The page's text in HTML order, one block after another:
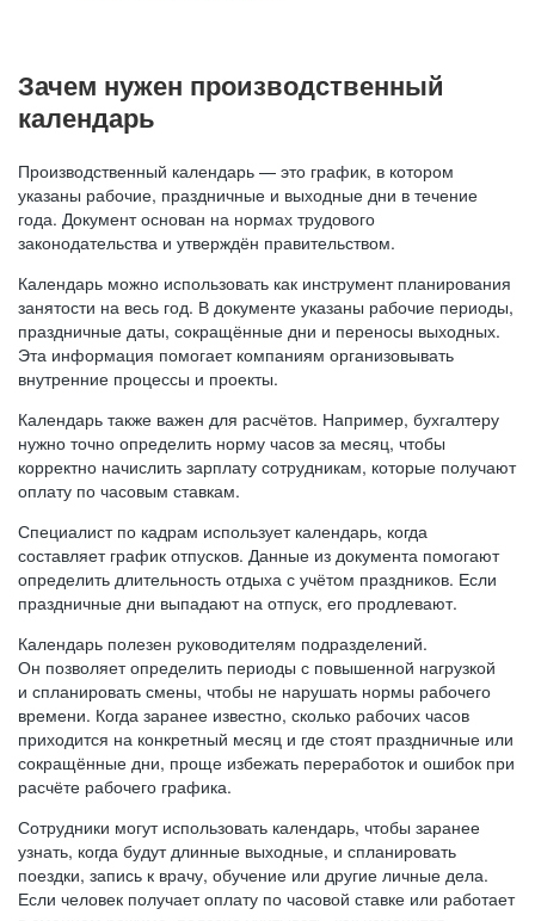
Зачем нужен производственный
календарь
Производственный календарь — это график, в котором
указаны рабочие, праздничные и выходные дни в течение
года. Документ основан на нормах трудового
законодательства и утверждён правительством.
Календарь можно использовать как инструмент планирования
занятости на весь год. В документе указаны рабочие периоды,
праздничные даты, сокращённые дни и переносы выходных.
Эта информация помогает компаниям организовывать
внутренние процессы и проекты.
Календарь также важен для расчётов. Например, бухгалтеру
нужно точно определить норму часов за месяц, чтобы
корректно начислить зарплату сотрудникам, которые получают
оплату по часовым ставкам.
Специалист по кадрам использует календарь, когда
составляет график отпусков. Данные из документа помогают
определить длительность отдыха с учётом праздников. Если
праздничные дни выпадают на отпуск, его продлевают.
Календарь полезен руководителям подразделений.
Он позволяет определить периоды с повышенной нагрузкой
и спланировать смены, чтобы не нарушать нормы рабочего
времени. Когда заранее известно, сколько рабочих часов
приходится на конкретный месяц и где стоят праздничные или
сокращённые дни, проще избежать переработок и ошибок при
расчёте рабочего графика.
Сотрудники могут использовать календарь, чтобы заранее
узнать, когда будут длинные выходные, и спланировать
поездки, запись к врачу, обучение или другие личные дела.
Если человек получает оплату по часовой ставке или работает